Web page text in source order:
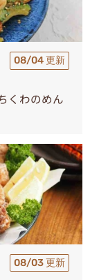
08/04 更新
くわのめん
08/03 更新